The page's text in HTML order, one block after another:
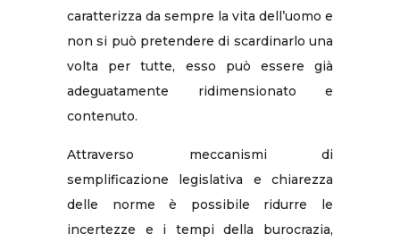
caratterizza da sempre la vita dell’uomo e
non si può pretendere di scardinarlo una
volta per tutte, esso può essere già
adeguatamente ridimensionato e
contenuto.
Attraverso meccanismi di
semplificazione legislativa e chiarezza
delle norme è possibile ridurre le
incertezze e i tempi della burocrazia,